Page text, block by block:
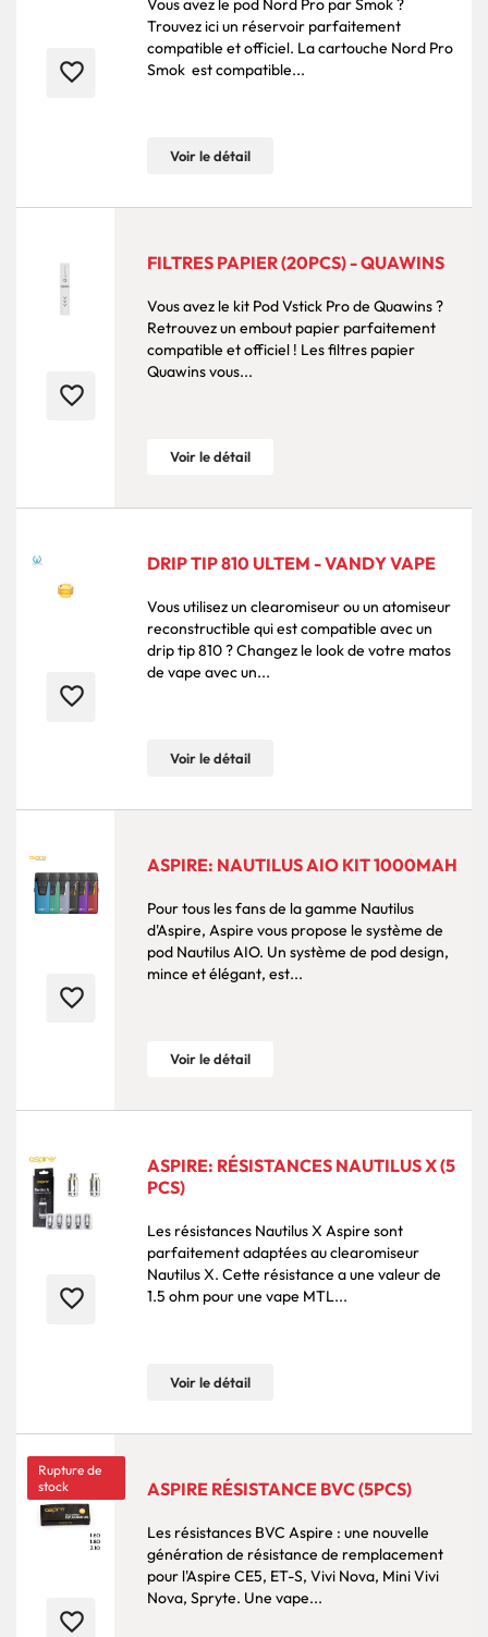
favorite_border
Vous avez le pod Nord Pro par Smok ?
Trouvez ici un réservoir parfaitement
compatible et officiel. La cartouche Nord Pro
Smok est compatible...
Voir le détail
favorite_border
FILTRES PAPIER (20PCS) - QUAWINS
Vous avez le kit Pod Vstick Pro de Quawins ?
Retrouvez un embout papier parfaitement
compatible et officiel ! Les filtres papier
Quawins vous...
Voir le détail
favorite_border
DRIP TIP 810 ULTEM - VANDY VAPE
Vous utilisez un clearomiseur ou un atomiseur
reconstructible qui est compatible avec un
drip tip 810 ? Changez le look de votre matos
de vape avec un...
Voir le détail
favorite_border
ASPIRE: NAUTILUS AIO KIT 1000MAH
Pour tous les fans de la gamme Nautilus
d'Aspire, Aspire vous propose le système de
pod Nautilus AIO. Un système de pod design,
mince et élégant, est...
Voir le détail
favorite_border
ASPIRE: RÉSISTANCES NAUTILUS X (5
PCS)
Les résistances Nautilus X Aspire sont
parfaitement adaptées au clearomiseur
Nautilus X. Cette résistance a une valeur de
1.5 ohm pour une vape MTL...
Voir le détail
Rupture de
stock
favorite_border
ASPIRE RÉSISTANCE BVC (5PCS)
Les résistances BVC Aspire : une nouvelle
génération de résistance de remplacement
pour l'Aspire CE5, ET-S, Vivi Nova, Mini Vivi
Nova, Spryte. Une vape...